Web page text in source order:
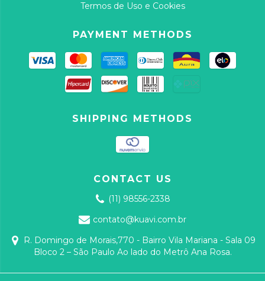
Termos de Uso e Cookies
PAYMENT METHODS
SHIPPING METHODS
CONTACT US
(11) 98556-2338
contato@kuavi.com.br
R. Domingo de Morais,770 - Bairro Vila Mariana - Sala 09
Bloco 2 – São Paulo Ao lado do Metrô Ana Rosa.